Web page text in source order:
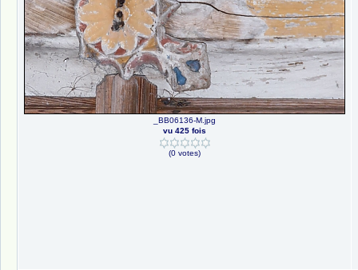
_BB06136-M.jpg
vu 425 fois
(0 votes)